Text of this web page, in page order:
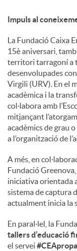
Impuls al
La Fundació Caixa
15è aniversari,
territori tarragoní a
desenvolupades
Virgili (URV). En el
acadèmica i la
col·labora amb
mitjançant
acadèmics de grau
a l’organització de
A més, en
Fundació
iniciativa orientada
sistema de captura
actualment inicia la
En paral·lel, la
tallers d’educació
el servei #CEApropa